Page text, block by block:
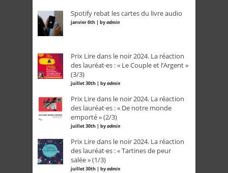
Spotify rebat les cartes du livre audio
janvier 6th | byadmin
Prix Lire dans le noir 2024. La réaction
des lauréat·es : « Le Couple et l’Argent »
(3/3)
juillet 30th | byadmin
Prix Lire dans le noir 2024. La réaction
des lauréat·es : « De notre monde
emporté » (2/3)
juillet 30th | byadmin
Prix Lire dans le noir 2024. La réaction
des lauréat·es : « Tartines de peur
salée » (1/3)
juillet 30th | byadmin